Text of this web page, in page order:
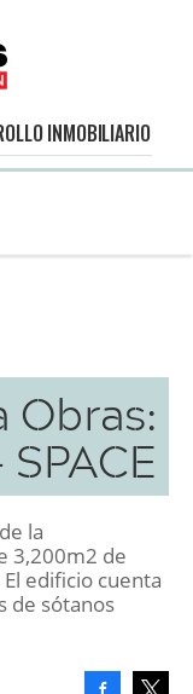
INMOBILIARIO
Obras:
la
3,200m2 de
edificio cuenta
de sótanos